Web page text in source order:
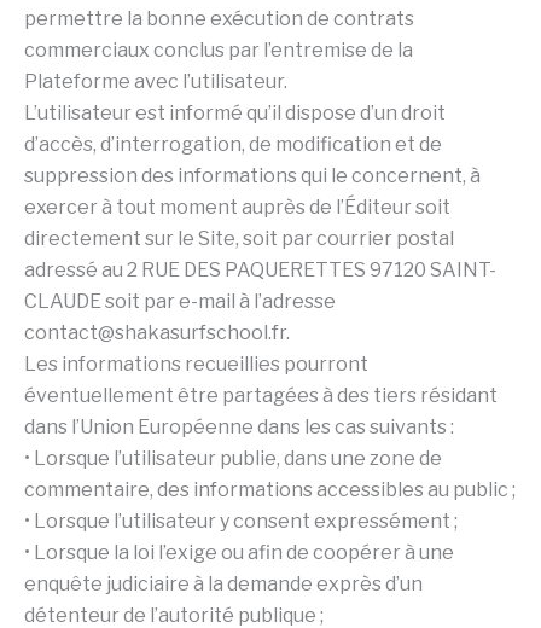
permettre la bonne exécution de contrats
commerciaux conclus par l’entremise de la
Plateforme avec l’utilisateur.
L’utilisateur est informé qu’il dispose d’un droit
d’accès, d’interrogation, de modification et de
suppression des informations qui le concernent, à
exercer à tout moment auprès de l’Éditeur soit
directement sur le Site, soit par courrier postal
adressé au 2 RUE DES PAQUERETTES 97120 SAINT-
CLAUDE soit par e-mail à l’adresse
contact@shakasurfschool.fr.
Les informations recueillies pourront
éventuellement être partagées à des tiers résidant
dans l’Union Européenne dans les cas suivants :
• Lorsque l’utilisateur publie, dans une zone de
commentaire, des informations accessibles au public ;
• Lorsque l’utilisateur y consent expressément ;
• Lorsque la loi l’exige ou afin de coopérer à une
enquête judiciaire à la demande exprès d’un
détenteur de l’autorité publique ;